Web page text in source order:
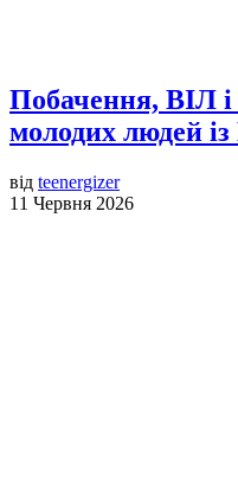
Побачення, ВІЛ і
молодих людей із
від teenergizer
11 Червня 2026